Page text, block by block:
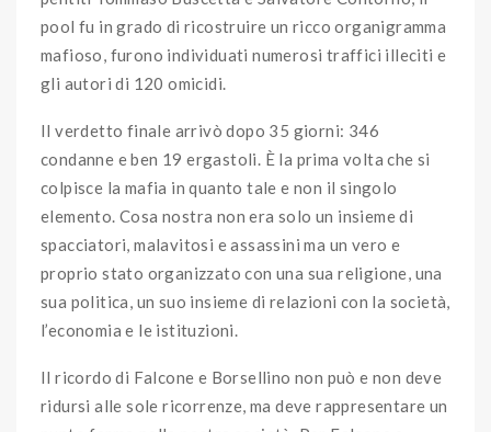
pool fu in grado di ricostruire un ricco organigramma
mafioso, furono individuati numerosi traffici illeciti e
gli autori di 120 omicidi.
Il verdetto finale arrivò dopo 35 giorni: 346
condanne e ben 19 ergastoli. È la prima volta che si
colpisce la mafia in quanto tale e non il singolo
elemento. Cosa nostra non era solo un insieme di
spacciatori, malavitosi e assassini ma un vero e
proprio stato organizzato con una sua religione, una
sua politica, un suo insieme di relazioni con la società,
l’economia e le istituzioni.
Il ricordo di Falcone e Borsellino non può e non deve
ridursi alle sole ricorrenze, ma deve rappresentare un